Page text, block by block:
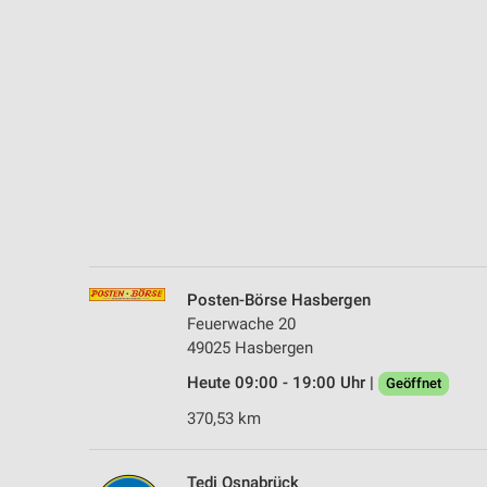
Posten-Börse Hasbergen
Feuerwache 20
49025 Hasbergen
Heute 09:00 - 19:00 Uhr |
Geöffnet
370,53 km
Tedi Osnabrück
Nicht-IAB-Verarbeitungszwecke: